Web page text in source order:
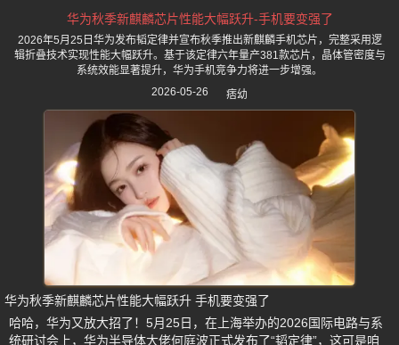
华为秋季新麒麟芯片性能大幅跃升-手机要变强了
2026年5月25日华为发布韬定律并宣布秋季推出新麒麟手机芯片，完整采用逻
辑折叠技术实现性能大幅跃升。基于该定律六年量产381款芯片，晶体管密度与
系统效能显著提升，华为手机竞争力将进一步增强。
2026-05-26
痞幼
华为秋季新麒麟芯片性能大幅跃升 手机要变强了
哈哈，华为又放大招了！5月25日，在上海举办的2026国际电路与系
统研讨会上，华为半导体大佬何庭波正式发布了“韬定律”，这可是咱